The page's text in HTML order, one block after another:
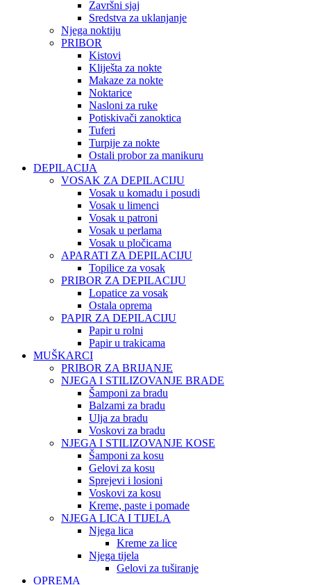
Završni sjaj
Sredstva za uklanjanje
Njega noktiju
PRIBOR
Kistovi
Kliješta za nokte
Makaze za nokte
Noktarice
Nasloni za ruke
Potiskivači zanoktica
Tuferi
Turpije za nokte
Ostali probor za manikuru
DEPILACIJA
VOSAK ZA DEPILACIJU
Vosak u komadu i posudi
Vosak u limenci
Vosak u patroni
Vosak u perlama
Vosak u pločicama
APARATI ZA DEPILACIJU
Topilice za vosak
PRIBOR ZA DEPILACIJU
Lopatice za vosak
Ostala oprema
PAPIR ZA DEPILACIJU
Papir u rolni
Papir u trakicama
MUŠKARCI
PRIBOR ZA BRIJANJE
NJEGA I STILIZOVANJE BRADE
Šamponi za bradu
Balzami za bradu
Ulja za bradu
Voskovi za bradu
NJEGA I STILIZOVANJE KOSE
Šamponi za kosu
Gelovi za kosu
Sprejevi i losioni
Voskovi za kosu
Kreme, paste i pomade
NJEGA LICA I TIJELA
Njega lica
Kreme za lice
Njega tijela
Gelovi za tuširanje
OPREMA